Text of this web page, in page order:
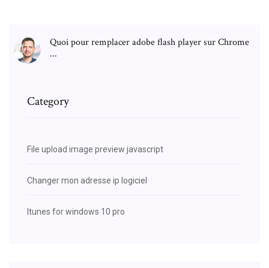
Quoi pour remplacer adobe flash player sur Chrome
...
Category
File upload image preview javascript
Changer mon adresse ip logiciel
Itunes for windows 10 pro